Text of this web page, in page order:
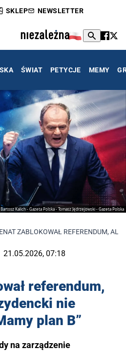
SKLEP NEWSLETTER
ŚWIAT PETYCJE MEMY
Bartosz Kalich - Gazeta Polska - Tomasz Jędrzejowski - Gazeta Polska
ZABLOKOWAŁ REFERENDUM,
21.05.2026, 07:18
referendum,
nie
plan B”
na zarządzenie